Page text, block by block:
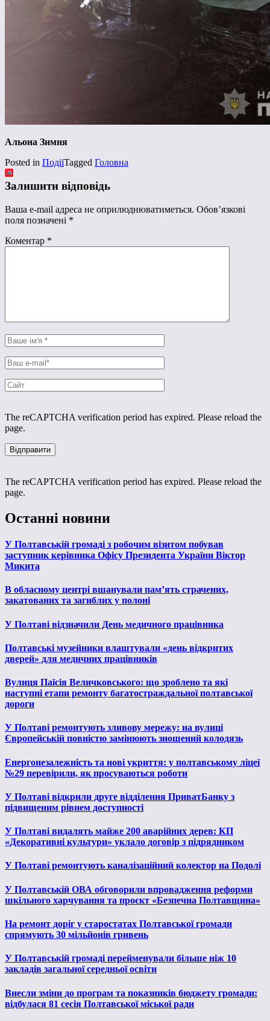
Альона Зимня
Posted in ПодіїTagged Головна
Залишити відповідь
Ваша e-mail адреса не оприлюднюватиметься. Обов’язкові
поля позначені *
Коментар *
The reCAPTCHA verification period has expired. Please reload the
page.
The reCAPTCHA verification period has expired. Please reload the
page.
Останні новини
У Полтавській громаді з робочим візитом побував
заступник керівника Офісу Президента України Віктор
Микита
В обласному центрі вшанували пам’ять страчених,
закатованих та загиблих у полоні
У Полтаві відзначили День медичного працівника
Полтавські музейники влаштували «день відкритих
дверей» для медичних працівників
Вулиця Паїсія Величковського: що зроблено та які
наступні етапи ремонту багатостраждальної полтавської
дороги
У Полтаві ремонтують зливову мережу: на вулиці
Європейській повністю замінюють зношений колодязь
Енергонезалежність та нові укриття: у полтавському ліцеї
№29 перевірили, як просуваються роботи
У Полтаві відкрили друге відділення ПриватБанку з
підвищеним рівнем доступності
У Полтаві видалять майже 200 аварійних дерев: КП
«Декоративні культури» уклало договір з підрядником
У Полтаві ремонтують каналізаційний колектор на Подолі
У Полтавській ОВА обговорили впровадження реформи
шкільного харчування та проєкт «Безпечна Полтавщина»
На ремонт доріг у старостатах Полтавської громади
спрямують 30 мільйонів гривень
У Полтавській громаді перейменували більше ніж 10
закладів загальної середньої освіти
Внесли зміни до програм та показників бюджету громади:
відбулася 81 сесія Полтавської міської ради